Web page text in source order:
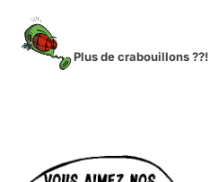
Plus de crabouillons ??!